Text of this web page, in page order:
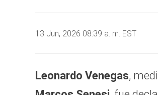
13 Jun, 2026 08:39 a. m. EST
Leonardo Venegas,